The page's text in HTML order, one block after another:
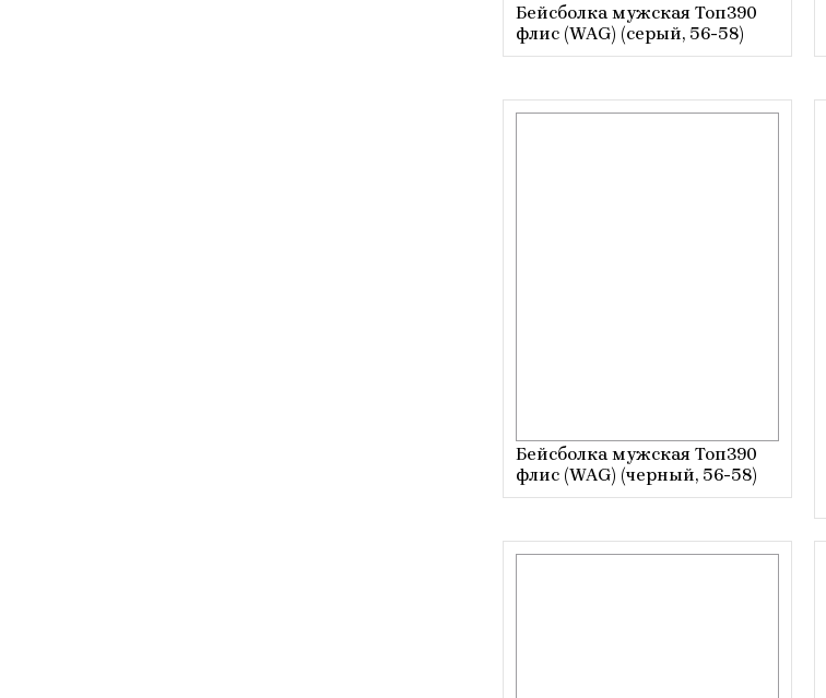
Бейсболка мужская Топ390
флис (WAG) (серый, 56-58)
Бейсболка мужская Топ390
флис (WAG) (черный, 56-58)